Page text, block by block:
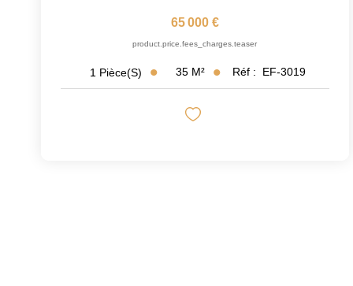
65 000 €
product.price.fees_charges.teaser
1 Pièce(s) 35 M² Réf : EF-3019